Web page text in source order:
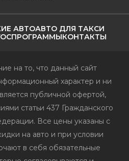
АВТОАВТО ДЛЯ ТАКСИ
КОНТАКТЫ
на то, что данный сайт
характер и ни
публичной офертой,
статьи 437 Гражданского
Все цены указаны с
на авто и при условии
в себя обязательные